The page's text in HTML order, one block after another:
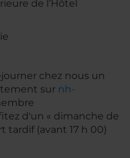
de l’Hôtel
chez nous un
sur nh-
d'un « dimanche de
tardif (avant 17 h 00)